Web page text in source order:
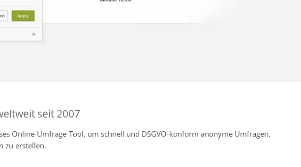
seit 2007
Online-Umfrage-Tool, um schnell und DSGVO-konform anonyme Umfragen,
zu erstellen.